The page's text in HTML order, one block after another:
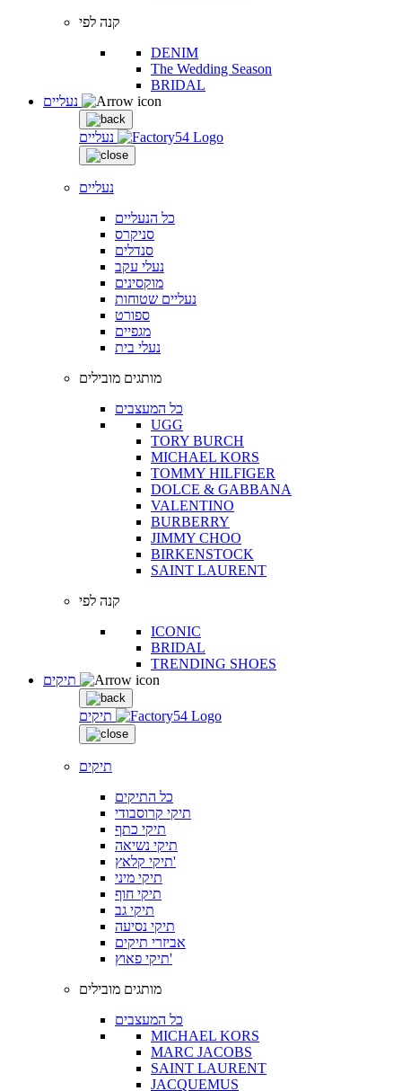
קנה לפי
DENIM
The Wedding Season
BRIDAL
נעליים
נעליים
כל הנעליים
סניקרס
סנדלים
נעלי עקב
מוקסינים
נעליים שטוחות
ספורט
מגפיים
נעלי בית
מותגים מובילים
כל המעצבים
UGG
TORY BURCH
MICHAEL KORS
TOMMY HILFIGER
DOLCE & GABBANA
VALENTINO
BURBERRY
JIMMY CHOO
BIRKENSTOCK
SAINT LAURENT
קנה לפי
ICONIC
BRIDAL
TRENDING SHOES
תיקים
תיקים
כל התיקים
תיקי קרוסבודי
תיקי כתף
תיקי נשיאה
תיקי קלאץ'
תיקי מיני
תיקי חוף
תיקי גב
תיקי נסיעה
אביזרי תיקים
תיקי פאוץ'
מותגים מובילים
כל המעצבים
MICHAEL KORS
MARC JACOBS
SAINT LAURENT
JACQUEMUS